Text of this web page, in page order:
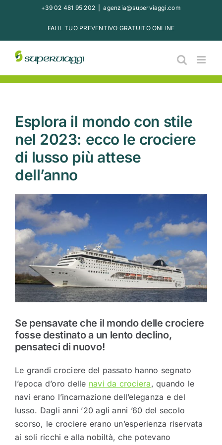
+39 02 481 95 202 agenzia@superviaggi.com
FAI IL TUO PREVENTIVO GRATUITO ONLINE
Esplora il mondo con stile
nel 2023: ecco le crociere
di lusso più attese
dell’anno
Ingrandisci
immagine
Se pensavate che il mondo delle crociere
fosse destinato a un lento declino,
pensateci di nuovo!
Le grandi crociere del passato hanno segnato
l’epoca d’oro delle navi da crociera, quando le
navi erano l’incarnazione dell’eleganza e del
lusso. Dagli anni ’20 agli anni ’60 del secolo
scorso, le crociere erano un’esperienza riservata
ai soli ricchi e alla nobiltà, che potevano